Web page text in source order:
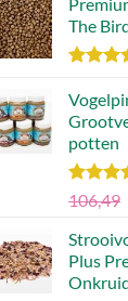
The
4.83uit
potten
uit
106,49
Plus